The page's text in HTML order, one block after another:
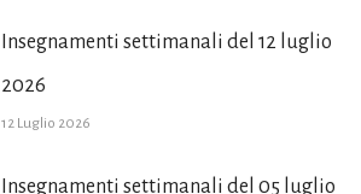
Insegnamenti settimanali del 12 luglio
2026
12 Luglio 2026
Insegnamenti settimanali del 05 luglio